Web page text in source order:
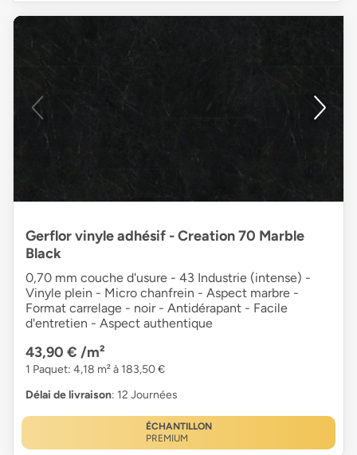
Gerflor vinyle adhésif - Creation 70 Marble
Black
0,70 mm couche d'usure - 43 Industrie (intense) -
Vinyle plein - Micro chanfrein - Aspect marbre -
Format carrelage - noir - Antidérapant - Facile
d'entretien - Aspect authentique
43,90 € /m²
1 Paquet: 4,18 m² à 183,50 €
Délai de livraison: 12 Journées
ÉCHANTILLON
PREMIUM